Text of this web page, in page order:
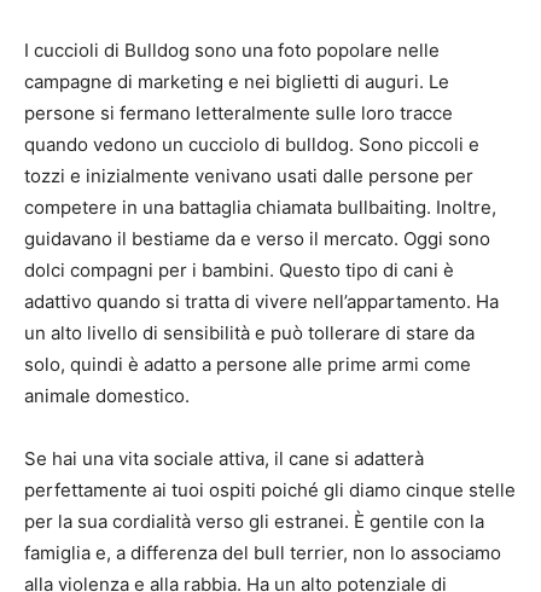
I cuccioli di Bulldog sono una foto popolare nelle
campagne di marketing e nei biglietti di auguri. Le
persone si fermano letteralmente sulle loro tracce
quando vedono un cucciolo di bulldog. Sono piccoli e
tozzi e inizialmente venivano usati dalle persone per
competere in una battaglia chiamata bullbaiting. Inoltre,
guidavano il bestiame da e verso il mercato. Oggi sono
dolci compagni per i bambini. Questo tipo di cani è
adattivo quando si tratta di vivere nell’appartamento. Ha
un alto livello di sensibilità e può tollerare di stare da
solo, quindi è adatto a persone alle prime armi come
animale domestico.
Se hai una vita sociale attiva, il cane si adatterà
perfettamente ai tuoi ospiti poiché gli diamo cinque stelle
per la sua cordialità verso gli estranei. È gentile con la
famiglia e, a differenza del bull terrier, non lo associamo
alla violenza e alla rabbia. Ha un alto potenziale di